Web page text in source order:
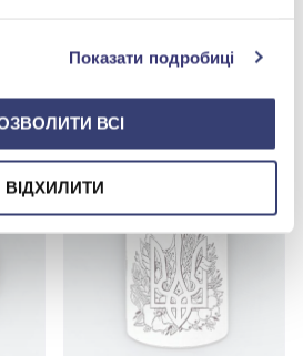
Показати подробиці
ВСІ
ВІДХИЛИТИ
Немає в наявності